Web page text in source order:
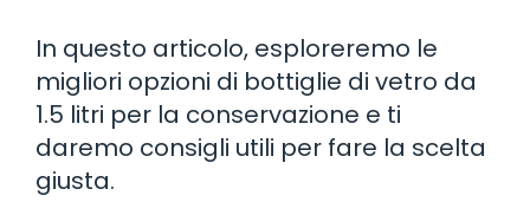
In questo articolo, esploreremo le
migliori opzioni di bottiglie di vetro da
1.5 litri per la conservazione e ti
daremo consigli utili per fare la scelta
giusta.